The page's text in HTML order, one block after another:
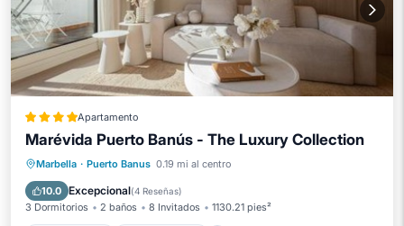
Apartamento
Marévida Puerto Banús - The Luxury Collection
Marbella · Puerto Banus 0.19 mi al centro
10.0 Excepcional(4 Reseñas)
3 Dormitorios 2 baños 8 Invitados 1130.21 pies²
Frente al mar Aparcamiento
Vista al mar